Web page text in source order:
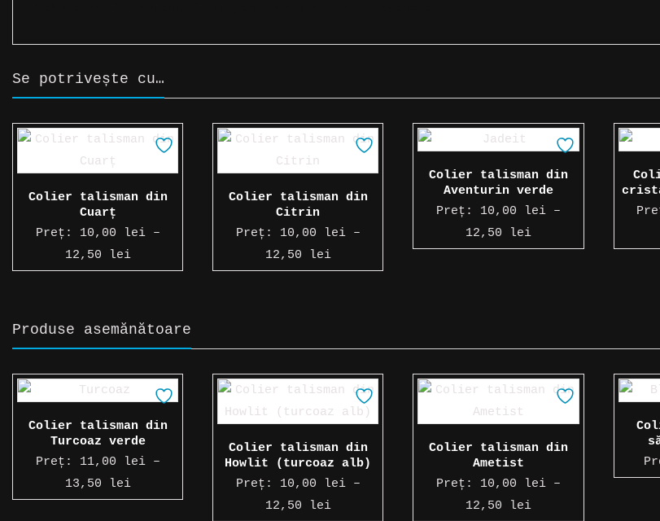
Se potrivește cu…
Colier talisman din
Cuarț
Preț: 10,00 lei
–
12,50
leiInterval
10,00 lei
12,50 lei
Colier talisman din
Citrin
Preț: 10,00 lei
–
12,50
leiInterval
12,50 lei
Colier talisman din
Aventurin verde
Preț: 10,00 lei –
12,50
leiInterval
Produse asemănătoare
Colier talisman din
Turcoaz verde
Preț: 11,00 lei
–
13,50
leiInterval
Colier talisman din
Howlit (turcoaz alb)
Preț: 10,00 lei
–
12,50
leiInterval
Colier talisman din
Ametist
Preț: 10,00 lei –
12,50
leiInterval